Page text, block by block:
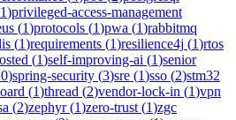
1)privileged-access-management
(1)protocols (1)pwa (1)rabbitmq
(1)requirements (1)resilience4j (1)rtos
(1)self-improving-ai (1)senior
)spring-security (3)sre (1)sso (2)stm32
(1)thread (2)vendor-lock-in (1)vpn
(2)zephyr(1)zero-trust (1)zgc